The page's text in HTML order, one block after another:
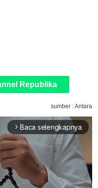
Republika
sumber : Antara
arrow_forward_ios Baca selengkapnya